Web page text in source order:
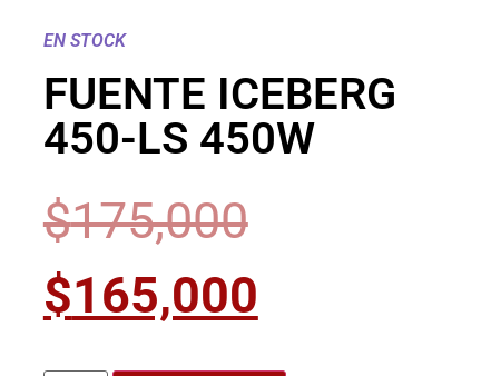
EN STOCK
FUENTE ICEBERG
450-LS 450W
$175,000
$165,000